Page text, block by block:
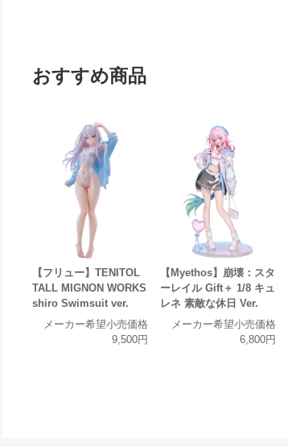
おすすめ商品
【フリュー】TENITOL
TALL MIGNON WORKS
shiro Swimsuit ver.
メーカー希望小売価格
9,500円
【Myethos】崩壊：スタ
ーレイル Gift＋ 1/8 キュ
レネ 素敵な休日 Ver.
メーカー希望小売価格
6,800円